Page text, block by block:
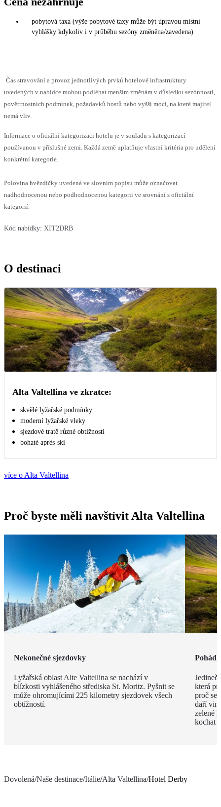
pobytová taxa (výše pobytové taxy může být úpravou místní
vyhlášky kdykoliv i v průběhu sezóny změněna/zavedena)
Čas stravování a provoz jednotlivých prvků hotelové infrastruktury
uvedených v nabídce mohou podléhat menším změnám v důsledku sezónnosti,
povětrnostních podmínek, požadavků hostů nebo vyšší moci, na které majitel
nemá vliv.
Informace o oficiální kategorizaci hotelu je v souladu s kategorizací
používanou v příslušné zemi. Každá země uplatňuje vlastní kritéria pro udělení
konkrétní kategorie.
Polovina hvězdičky uvedená ve slovním popisu může označovat
nadhodnocenou nebo podhodnocenou kategorii ve srovnání s oficiální
kategorií.
Kód nabídky: XIT2DRB
O destinaci
Alta Valtellina ve zkratce:
skvělé lyžařské podmínky
moderní lyžařské vleky
sjezdové tratě různé obtížnosti
bohaté aprѐs-ski
více o Alta Valtellina
Proč byste měli navštívit Alta Valtellina
Nekonečné sjezdovky
Lyžařská oblast Alte Valtellina se nachází v
blízkosti vyhlášeného střediska St. Moritz. Pyšnit se
může ohromujícími 225 kilometry sjezdovek všech
obtížností.
která
proč se
daří
zelené
kochat
Dovolená/Naše destinace/Itálie/Alta Valtellina/Hotel Derby